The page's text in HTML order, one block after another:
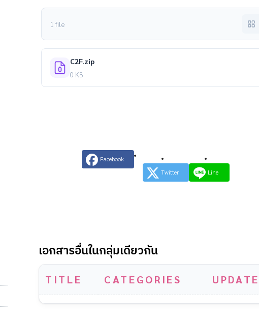
1 file
C2F.zip
0 KB
Facebook
Twitter
Line
เอกสารอื่นในกลุ่มเดียวกัน
TITLE CATEGORIES